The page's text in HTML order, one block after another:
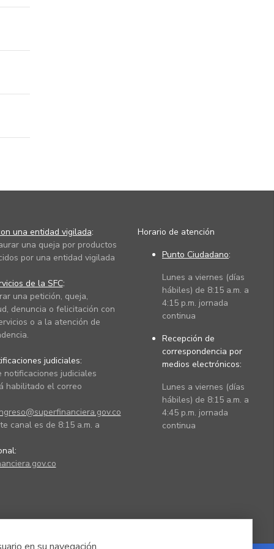
una entidad vigilada:
una queja por productos
por una entidad vigilada
de la SFC:
una petición, queja,
denuncia o felicitación con
o a la atención de
judiciales:
notificaciones judiciales
habilitado el correo
canal es de 8:15 a.m. a
Horario de atención
Punto Ciudadano:
Lunes a viernes (días
hábiles) de 8:15 a.m. a
4:15 p.m. jornada
continua
Recepción de
correspondencia por
medios electrónicos:
Lunes a viernes (días
hábiles) de 8:15 a.m. a
4:45 p.m. jornada
continua